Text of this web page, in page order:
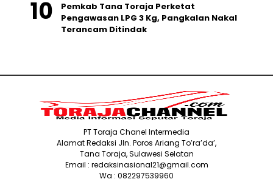
Pemkab Tana Toraja Perketat
Pengawasan LPG 3 Kg, Pangkalan Nakal
Terancam Ditindak
PT Toraja Chanel Intermedia
Alamat Redaksi Jln. Poros Ariang To’ra’da’,
Tana Toraja, Sulawesi Selatan
Email : redaksinasional21@gmail.com
Wa : 082297539960